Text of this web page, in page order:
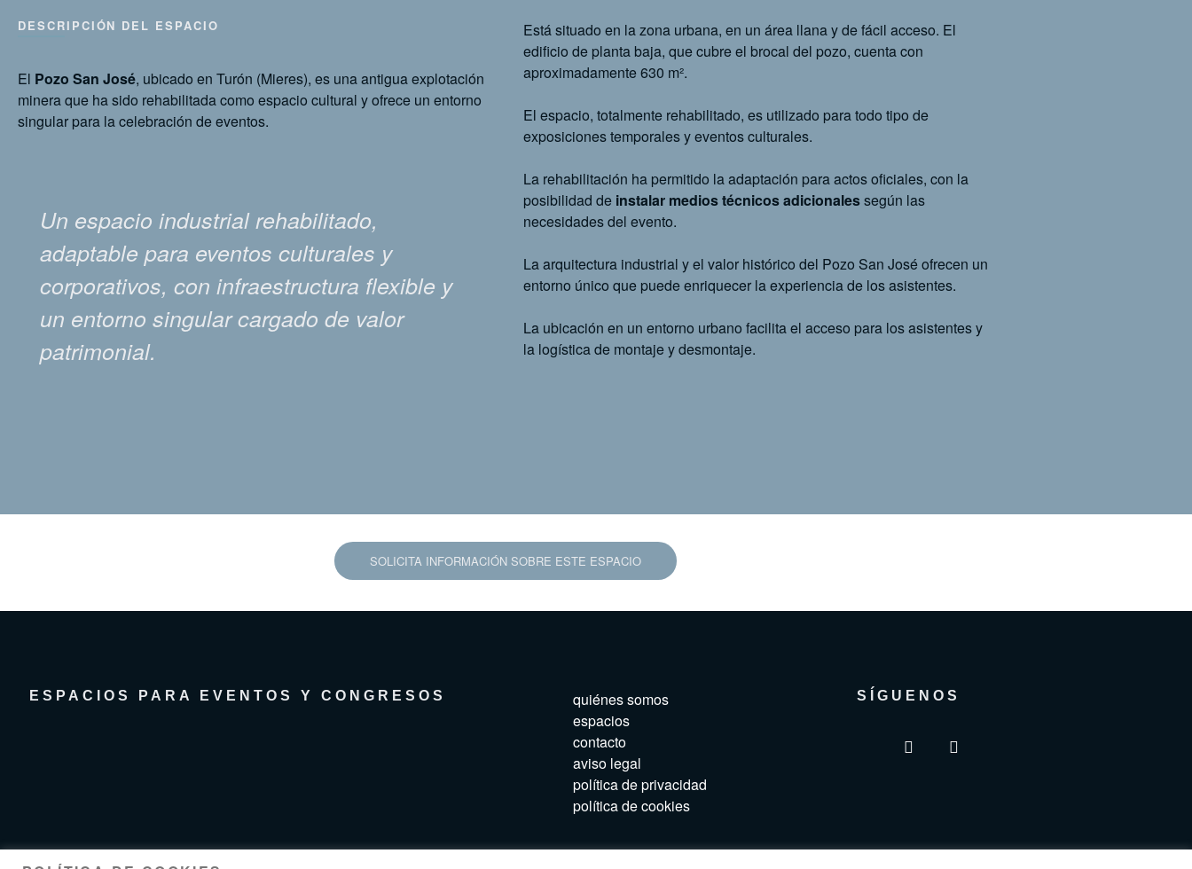
DESCRIPCIÓN DEL ESPACIO
El Pozo San José, ubicado en Turón (Mieres), es una antigua explotación
minera que ha sido rehabilitada como espacio cultural y ofrece un entorno
singular para la celebración de eventos.
Un espacio industrial rehabilitado,
adaptable para eventos culturales y
corporativos, con infraestructura flexible y
un entorno singular cargado de valor
patrimonial.
Está situado en la zona urbana, en un área llana y de fácil acceso. El
edificio de planta baja, que cubre el brocal del pozo, cuenta con
aproximadamente 630 m².
El espacio, totalmente rehabilitado, es utilizado para todo tipo de
exposiciones temporales y eventos culturales.
La rehabilitación ha permitido la adaptación para actos oficiales, con la
posibilidad de instalar medios técnicos adicionalessegún las
necesidades del evento.
La arquitectura industrial y el valor histórico del Pozo San José ofrecen un
entorno único que puede enriquecer la experiencia de los asistentes.
La ubicación en un entorno urbano facilita el acceso para los asistentes y
la logística de montaje y desmontaje.
SOLICITA INFORMACIÓN SOBRE ESTE ESPACIO
ESPACIOS PARA EVENTOS Y CONGRESOS
quiénes somos
espacios
contacto
aviso legal
política de privacidad
política de cookies
SÍGUENOS